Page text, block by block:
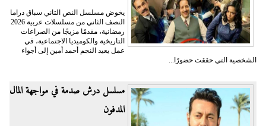
يخوض مسلسل النص التاني سباق دراما
النصف الثاني من مسلسلات عربية 2026
رمضانية، مقدمًا مزيجًا من الصراعات
التاريخية والكوميديا الاجتماعية، في
عمل يعيد النجم أحمد أمين إلى أجواء
الشخصية التي حققت حضورًا...
مسلسل درش صدمة في مواجهة المال
المدفون